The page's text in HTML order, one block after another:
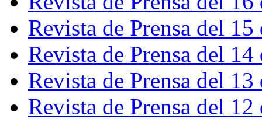
Revista de Prensa del
Revista de Prensa del
Revista de Prensa del
Revista de Prensa del